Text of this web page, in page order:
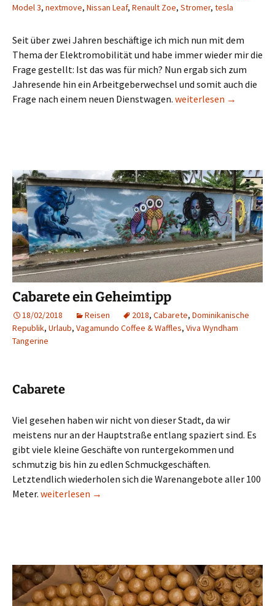
Model 3, nextmove, Nissan Leaf, Renault Zoe, Stromer, tesla
Seit über zwei Jahren beschäftige ich mich nun mit dem
Thema der Elektromobilität und habe immer wieder mir die
Frage gestellt: Ist das was für mich? Nun ergab sich zum
Jahresende hin ein Arbeitgeberwechsel und somit auch die
Frage nach einem neuen Dienstwagen. Aus Brum Brum wird
weiterlesen →
Cabarete ein Geheimtipp
18/02/2018 Reisen 2018, Cabarete, Dominikanische
Republik, Urlaub, Vagamundo Coffee & Waffles, Viva Wyndham
Tangerine
Cabarete
Viel gesehen haben wir nicht von dieser Stadt, da wir
meistens nur an der Hauptstraße entlang spaziert sind. Es
gibt viele kleine Geschäfte von runtergekommen und
schmutzig bis hin zu edlen Schmuckgeschäften.
Letztendlich wiederholen sich die Warenangebote aller 100
Meter. Cabarete ein Geheimtipp
weiterlesen →